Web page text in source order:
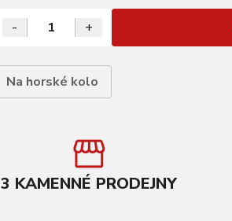
- +
Na horské kolo
3 KAMENNÉ PRODEJNY